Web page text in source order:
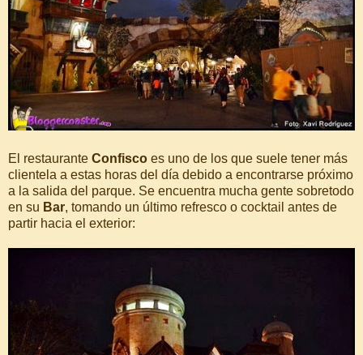
El restaurante Confisco es uno de los que suele tener más
clientela a estas horas del día debido a encontrarse próximo
a la salida del parque. Se encuentra mucha gente sobretodo
en su Bar, tomando un último refresco o cocktail antes de
partir hacia el exterior: